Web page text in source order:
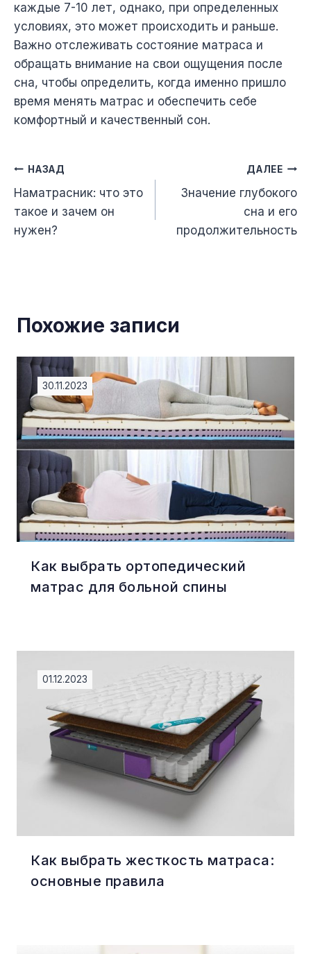
каждые 7-10 лет, однако, при определенных
условиях, это может происходить и раньше.
Важно отслеживать состояние матраса и
обращать внимание на свои ощущения после
сна, чтобы определить, когда именно пришло
время менять матрас и обеспечить себе
комфортный и качественный сон.
Навигация
по
записям
НАЗАД
Наматрасник: что это
такое и зачем он
нужен?
ДАЛЕЕ
Значение глубокого
сна и его
продолжительность
Похожие записи
Как выбрать ортопедический
матрас для больной спины
30.11.2023
Как выбрать жесткость матраса:
основные правила
01.12.2023